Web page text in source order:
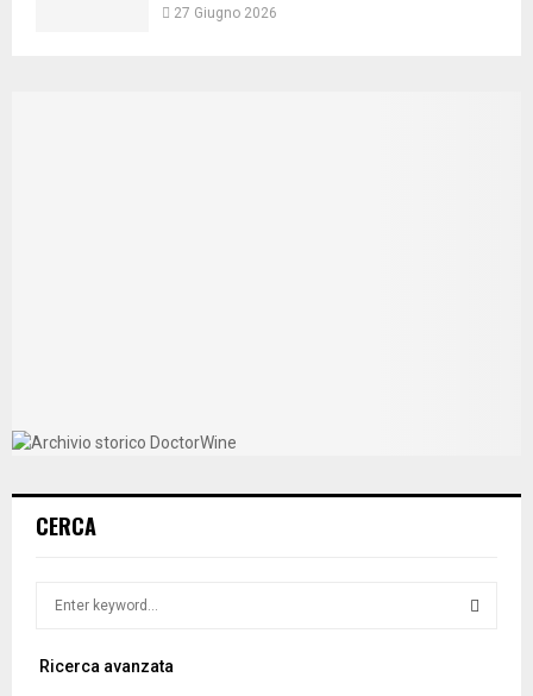
27 Giugno 2026
CERCA
rRicerca avanzata